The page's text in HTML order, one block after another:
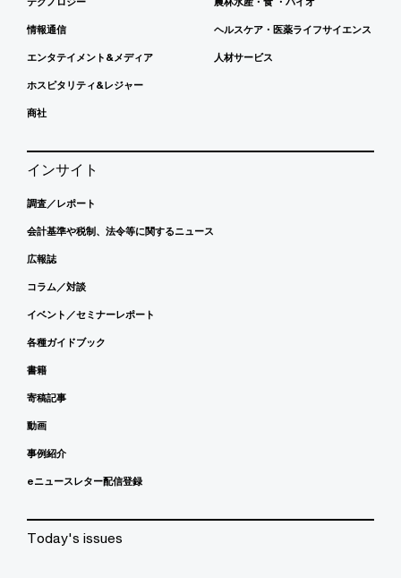
情報通信
エンタテイメント&メディア
ホスピタリティ&レジャー
商社
ヘルスケア・医薬ライフサイエンス
人材サービス
インサイト
調査／レポート
会計基準や税制、法令等に関するニュース
広報誌
コラム／対談
イベント／セミナーレポート
各種ガイドブック
書籍
寄稿記事
動画
事例紹介
eニュースレター配信登録
Today's issues